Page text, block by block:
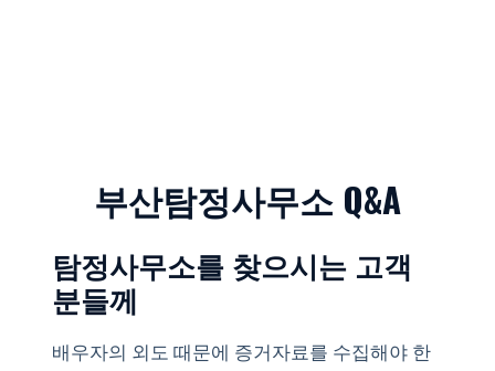
부산탐정사무소 Q&A
탐정사무소를 찾으시는 고객
분들께
배우자의 외도 때문에 증거자료를 수집해야 한